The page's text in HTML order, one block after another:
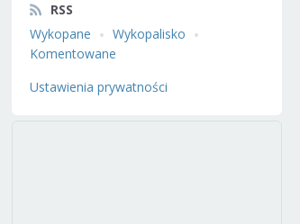
RSS
Wykopane
Wykopalisko
Komentowane
Ustawienia prywatności